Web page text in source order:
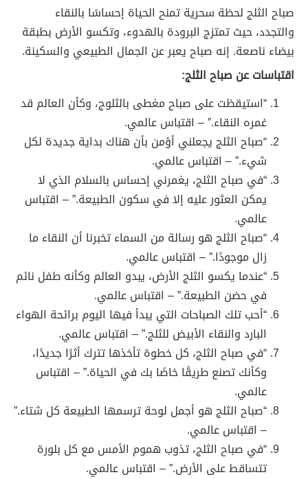
صباح الثلج لحظة سحرية تمنح الحياة إحساسًا بالنقاء
والتجدد، حيث تمتزج البرودة بالهدوء، وتكسو الأرض بطبقة
بيضاء ناصعة. إنه صباح يعبر عن الجمال الطبيعي والسكينة.
اقتباسات عن صباح الثلج:
“استيقظت على صباح مغطى بالثلوج، وكأن العالم قد
غمره النقاء.” – اقتباس عالمي.
“صباح الثلج يجعلني أؤمن بأن هناك بداية جديدة لكل
شيء.” – اقتباس عالمي.
“في صباح الثلج، يغمرني إحساس بالسلام الذي لا
يمكن العثور عليه إلا في سكون الطبيعة.” – اقتباس
عالمي.
“صباح الثلج هو رسالة من السماء تخبرنا أن النقاء ما
زال موجودًا.” – اقتباس عالمي.
“عندما يكسو الثلج الأرض، يبدو العالم وكأنه طفل نائم
في حضن الطبيعة.” – اقتباس عالمي.
“أحب تلك الصباحات التي يبدأ فيها اليوم برائحة الهواء
البارد والنقاء الأبيض للثلج.” – اقتباس عالمي.
“في صباح الثلج، كل خطوة تأخذها تترك أثرًا جديدًا،
وكأنك تصنع طريقًا خاصًا بك في الحياة.” – اقتباس
عالمي.
“صباح الثلج هو أجمل لوحة ترسمها الطبيعة كل شتاء.”
– اقتباس عالمي.
“في صباح الثلج، تذوب هموم الأمس مع كل بلورة
تتساقط على الأرض.” – اقتباس عالمي.